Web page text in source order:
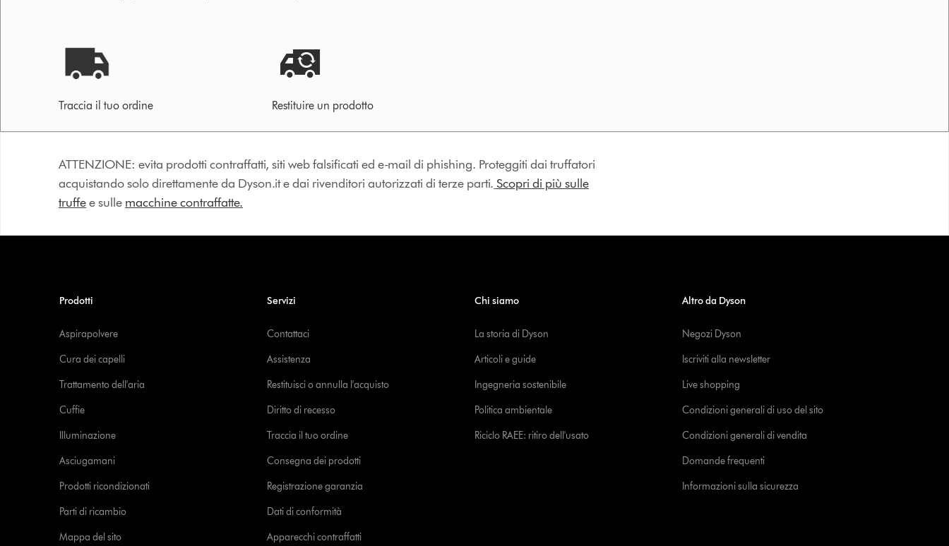
Traccia il tuo ordine Restituire un prodotto
ATTENZIONE: evita prodotti contraffatti, siti web falsificati ed e-mail di phishing. Proteggiti dai truffatori
acquistando solo direttamente da Dyson.it e dai rivenditori autorizzati di terze parti. Scopri di più sulle
truffee sulle macchine contraffatte.
Prodotti
Aspirapolvere
Cura dei capelli
Trattamento dell'aria
Cuffie
Illuminazione
Asciugamani
Prodotti ricondizionati
Parti di ricambio
Mappa del sito
Servizi
Contattaci
Assistenza
Restituisci o annulla l'acquisto
Diritto di recesso
Traccia il tuo ordine
Consegna dei prodotti
Registrazione garanzia
Dati di conformità
Apparecchi contraffatti
Chi siamo
La storia di Dyson
Articoli e guide
Ingegneria sostenibile
Politica ambientale
Riciclo RAEE: ritiro dell'usato
Altro da Dyson
Negozi Dyson
Iscriviti alla newsletter
Live shopping
Condizioni generali di uso del sito
Condizioni generali di vendita
Domande frequenti
Informazioni sulla sicurezza